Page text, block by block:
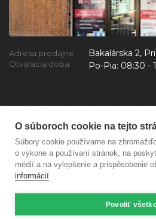
O súboroch cookie na tejto
Súbory cookie používame na
o výkone a používaní stránok, na
médií a na vylepšenie a prispôsobenie
informácií
Povoliť
Adresa predajne Bakalárska 2,
Otváracia doba Po-Pia: 08:30 -